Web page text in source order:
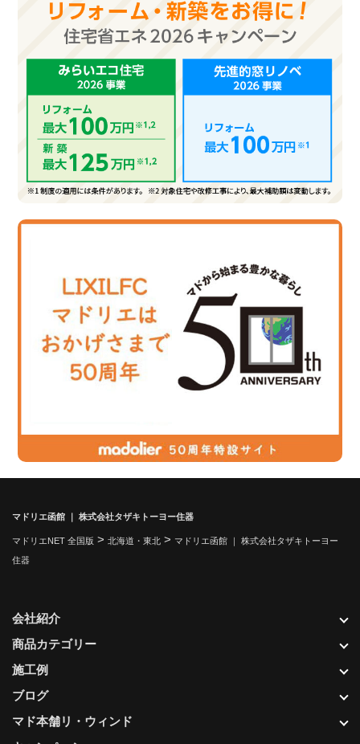
マドリエ函館 ｜ 株式会社タザキトーヨー住器
マドリエNET 全国版 > 北海道・東北 > マドリエ函館 ｜ 株式会社タザキトーヨー
住器
会社紹介
商品カテゴリー
施工例
ブログ
マド本舗リ・ウィンド